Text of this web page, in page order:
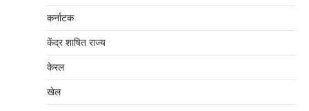
कर्नाटक
केंद्र शाषित राज्य
केरल
खेल